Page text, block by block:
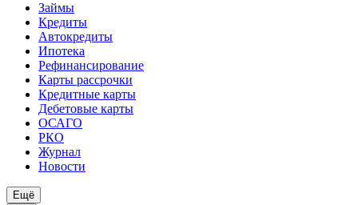
Займы
Кредиты
Автокредиты
Ипотека
Рефинансирование
Карты рассрочки
Кредитные карты
Дебетовые карты
ОСАГО
РКО
Журнал
Новости
Ещё